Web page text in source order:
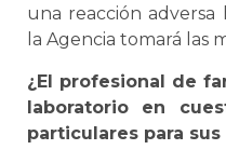
una reacción adversa
la Agencia tomará las
¿El profesional de
laboratorio en
particulares para